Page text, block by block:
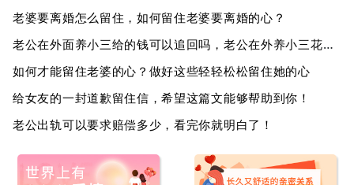
老婆要离婚怎么留住，如何留住老婆要离婚的心？
老公在外面养小三给的钱可以追回吗，老公在外养小三花钱了能不能追回来呢？
如何才能留住老婆的心？做好这些轻轻松松留住她的心
给女友的一封道歉留住信，希望这篇文能够帮助到你！
老公出轨可以要求赔偿多少，看完你就明白了！